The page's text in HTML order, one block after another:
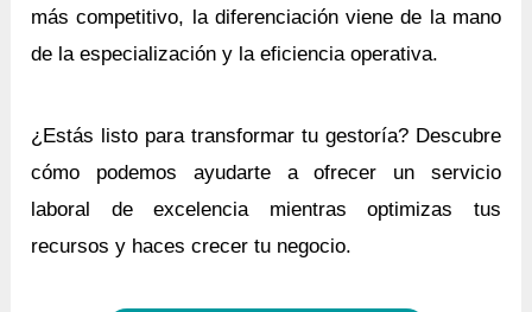
más competitivo, la diferenciación viene de la mano
de la especialización y la eficiencia operativa.
¿Estás listo para transformar tu gestoría? Descubre
cómo podemos ayudarte a ofrecer un servicio
laboral de excelencia mientras optimizas tus
recursos y haces crecer tu negocio.